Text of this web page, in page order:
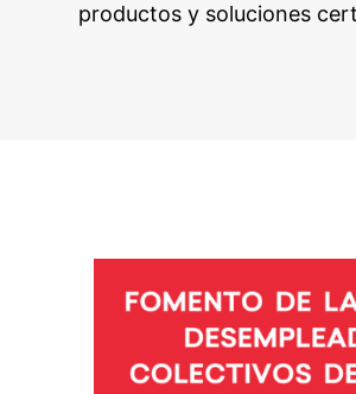
productos y soluciones